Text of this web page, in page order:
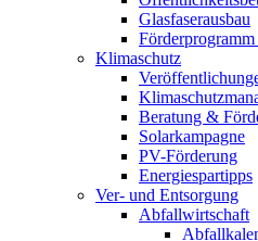
Glasfaserausbau
Klimaschutz
Beratung &
Solarkampagne
PV-Förderung
Energiespartipps
Ver- und Entsorgung
Abfallwirtschaft